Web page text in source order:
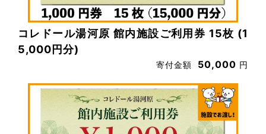
コレドール湯河原 館内施設ご利用券 15枚 (1
5,000円分)
寄付金額 50,000 円